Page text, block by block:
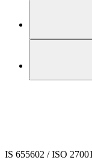
IS 655602 / ISO 27001